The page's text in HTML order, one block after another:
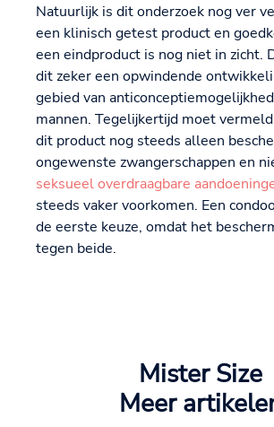
Natuurlijk is dit onderzoek nog ver
een klinisch getest product en
een eindproduct is nog niet in zicht.
dit zeker een opwindende
gebied van
mannen. Tegelijkertijd moet
dit product nog steeds alleen
ongewenste zwangerschappen en
seksueel overdraagbare
steeds vaker voorkomen. Een
de eerste keuze, omdat het
tegen beide.
Mister Size
Meer